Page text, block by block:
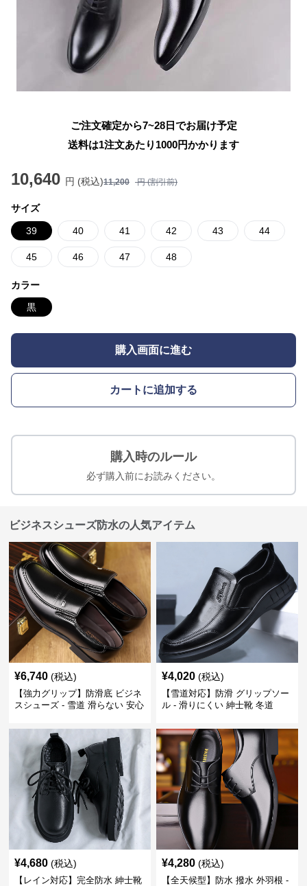
ご注文確定から7~28日でお届け予定
送料は1注文あたり 1000円かかります
10,640 円 (税込)11,200 円 (割引前)
サイズ
39 40 41 42 43 44
45 46 47 48
カラー
黒
購入画面に進む
カートに追加する
購入時のルール
必ず購入前にお読みください。
ビジネスシューズ防水の人気アイテム
¥6,740 (税込)
【強力グリップ】防滑底 ビジネ
スシューズ - 雪道 滑らない 安心
¥4,020 (税込)
【雪道対応】防滑 グリップソー
ル - 滑りにくい 紳士靴 冬道
¥4,680 (税込)
【レイン対応】完全防水 紳士靴
¥4,280 (税込)
【全天候型】防水 撥水 外羽根 -